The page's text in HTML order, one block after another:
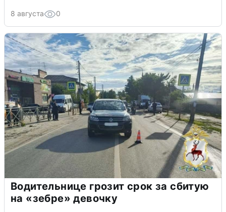
8 августа 0
Водительнице грозит срок за сбитую
на «зебре» девочку